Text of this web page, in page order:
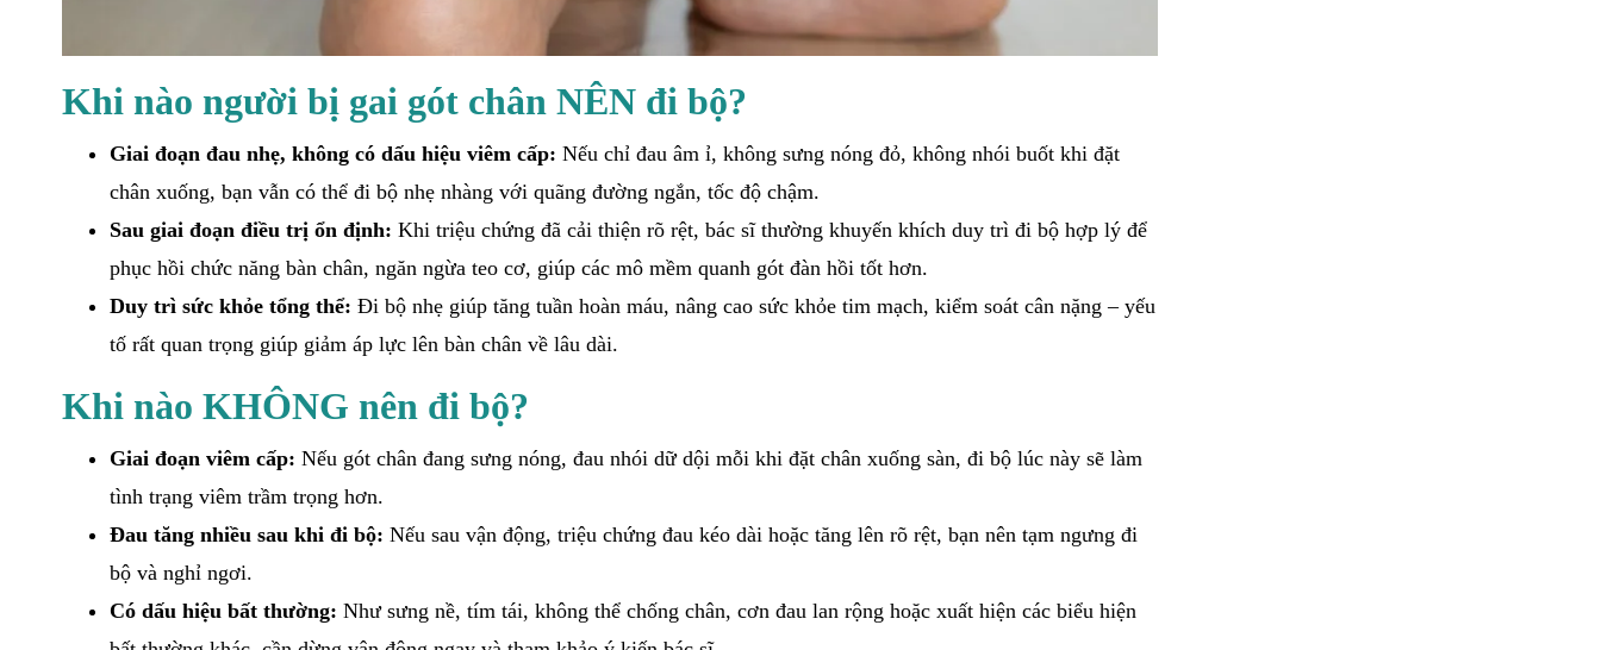
Khi nào người bị gai gót chân NÊN đi bộ?
Giai đoạn đau nhẹ, không có dấu hiệu viêm cấp: Nếu chỉ đau âm ỉ, không sưng nóng đỏ, không nhói buốt khi đặt
chân xuống, bạn vẫn có thể đi bộ nhẹ nhàng với quãng đường ngắn, tốc độ chậm.
Sau giai đoạn điều trị ổn định: Khi triệu chứng đã cải thiện rõ rệt, bác sĩ thường khuyến khích duy trì đi bộ hợp lý để
phục hồi chức năng bàn chân, ngăn ngừa teo cơ, giúp các mô mềm quanh gót đàn hồi tốt hơn.
Duy trì sức khỏe tổng thể: Đi bộ nhẹ giúp tăng tuần hoàn máu, nâng cao sức khỏe tim mạch, kiểm soát cân nặng – yếu
tố rất quan trọng giúp giảm áp lực lên bàn chân về lâu dài.
Khi nào KHÔNG nên đi bộ?
Giai đoạn viêm cấp: Nếu gót chân đang sưng nóng, đau nhói dữ dội mỗi khi đặt chân xuống sàn, đi bộ lúc này sẽ làm
tình trạng viêm trầm trọng hơn.
Đau tăng nhiều sau khi đi bộ: Nếu sau vận động, triệu chứng đau kéo dài hoặc tăng lên rõ rệt, bạn nên tạm ngưng đi
bộ và nghỉ ngơi.
Có dấu hiệu bất thường: Như sưng nề, tím tái, không thể chống chân, cơn đau lan rộng hoặc xuất hiện các biểu hiện